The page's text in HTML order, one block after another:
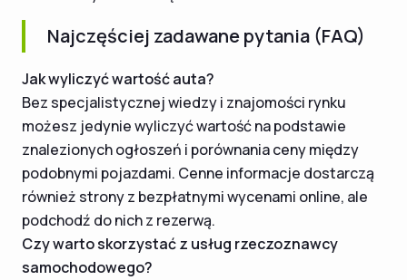
Najczęściej zadawane pytania (FAQ)
Jak wyliczyć wartość auta?
Bez specjalistycznej wiedzy i znajomości rynku
możesz jedynie wyliczyć wartość na podstawie
znalezionych ogłoszeń i porównania ceny między
podobnymi pojazdami. Cenne informacje dostarczą
również strony z bezpłatnymi wycenami online, ale
podchodź do nich z rezerwą.
Czy warto skorzystać z usług rzeczoznawcy
samochodowego?